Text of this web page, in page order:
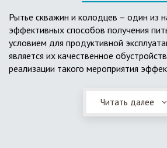
Рытье скважин и колодцев – один из
эффективных способов получения
условием для продуктивной
является их качественное
реализации такого мероприятия
Главное и неоспоримое преимущество
возможность эксплуатации в
Читать далее